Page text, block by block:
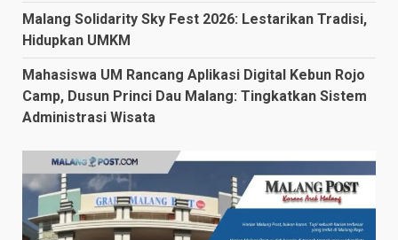
Malang Solidarity Sky Fest 2026: Lestarikan Tradisi,
Hidupkan UMKM
Mahasiswa UM Rancang Aplikasi Digital Kebun Rojo
Camp, Dusun Princi Dau Malang: Tingkatkan Sistem
Administrasi Wisata